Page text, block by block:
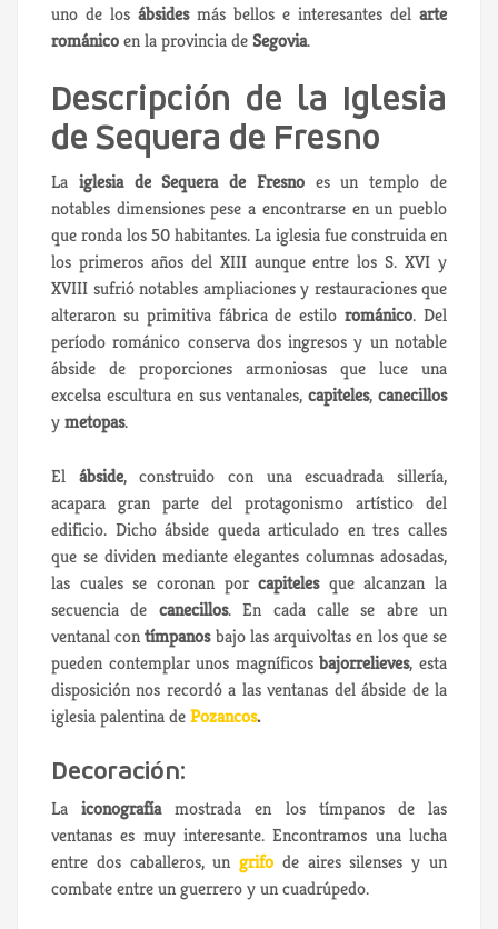
uno de los ábsidesmás bellos e interesantes del arte
románicoen la provincia deSegovia.
Descripción de la Iglesia
de Sequera de Fresno
La iglesia de Sequera de Fresno es un templo de
notables dimensiones pese a encontrarse en un pueblo
que ronda los 50 habitantes. La iglesia fue construida en
los primeros años del XIII aunque entre los S. XVI y
XVIII sufrió notables ampliaciones y restauraciones que
alteraron su primitiva fábrica de estilorománico. Del
período románico conserva dos ingresos y un notable
ábside de proporciones armoniosas que luce una
excelsa escultura en sus ventanales,capiteles,canecillos
ymetopas.
El ábside, construido con una escuadrada sillería,
acapara gran parte del protagonismo artístico del
edificio. Dicho ábside queda articulado en tres calles
que se dividen mediante elegantes columnas adosadas,
las cuales se coronan porcapitelesque alcanzan la
secuencia de canecillos. En cada calle se abre un
ventanal contímpanosbajo las arquivoltas en los que se
pueden contemplar unos magníficosbajorrelieves, esta
disposición nos recordó a las ventanas del ábside de la
iglesia palentina dePozancos.
Decoración:
Laiconografíamostrada en los tímpanos de las
ventanas es muy interesante. Encontramos una lucha
entre dos caballeros, ungrifo de aires silenses y un
combate entre un guerrero y un cuadrúpedo.